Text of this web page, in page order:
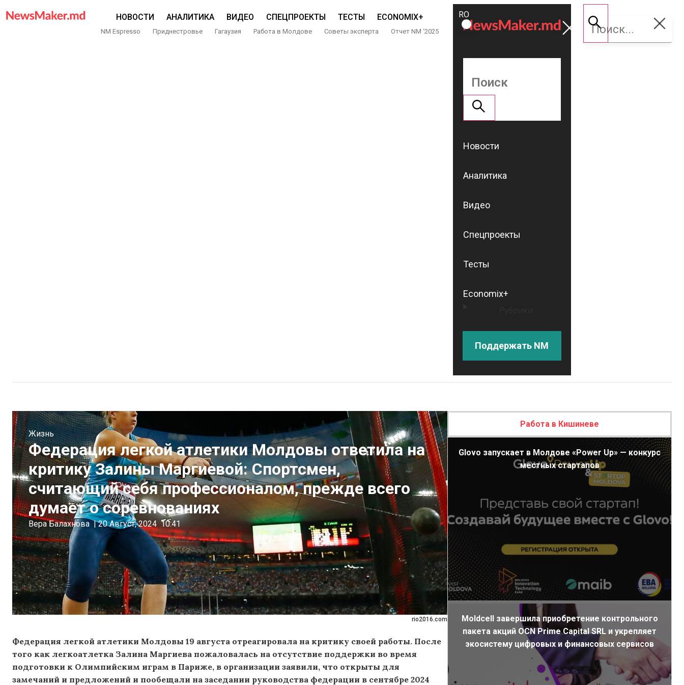
НОВОСТИ АНАЛИТИКА ВИДЕО СПЕЦПРОЕКТЫ ТЕСТЫ ECONOMIX+
NM Espresso Приднестровье Гагаузия Работа в Молдове Советы эксперта Отчет NM ‘2025
ROMÂNĂ
RU
Поддержать
NM
Новости
Аналитика
Видео
Спецпроекты
Тесты
Economix+
Поддержать NM
rio2016.com
Жизнь
Федерация легкой атлетики Молдовы ответила на
критику Залины Маргиевой: Спортсмен,
считающий себя профессионалом, прежде всего
думает о соревнованиях
Вера Балахнова | 20 Август, 2024 10:41
Федерация легкой атлетики Молдовы 19 августа отреагировала на критику своей работы. После
того как легкоатлетка Залина Маргиева пожаловалась на отсутствие поддержки во время
подготовки к Олимпийским играм в Париже, в организации заявили, что открыты для
замечаний и предложений и пообещали на заседании руководства федерации в сентябре 2024
Работа в Кишиневе
Glovo запускает в Молдове «Power Up» — конкурс
местных стартапов
Moldcell завершила приобретение контрольного
пакета акций OCN Prime Capital SRL и укрепляет
экосистему цифровых и финансовых сервисов